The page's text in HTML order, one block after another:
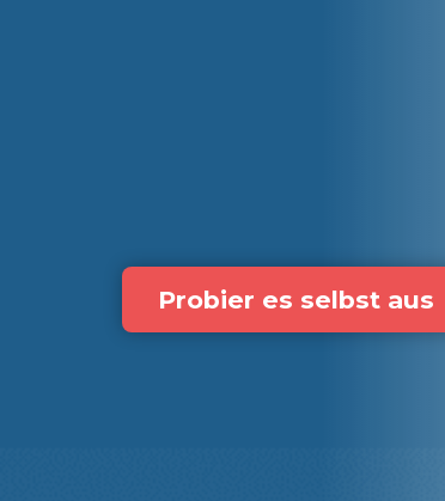
lernen!
Probier es selbst aus